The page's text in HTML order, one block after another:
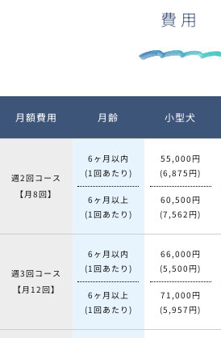
費用
月額費用 月齢 小型犬
週2回コース
【月8回】
6ヶ月以内
(1回あたり)
6ヶ月以上
(1回あたり)
55,000円
(6,875円)
60,500円
(7,562円)
週3回コース
【月12回】
6ヶ月以内
(1回あたり)
6ヶ月以上
(1回あたり)
66,000円
(5,500円)
71,000円
(5,957円)